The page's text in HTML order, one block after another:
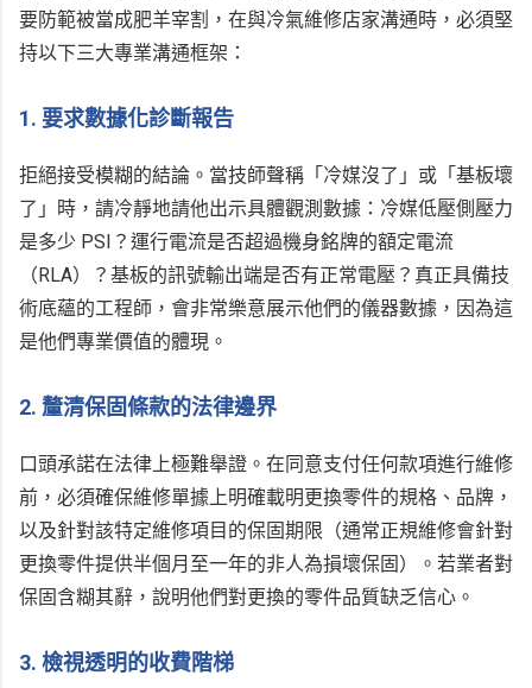
要防範被當成肥羊宰割，在與冷氣維修店家溝通時，必須堅
持以下三大專業溝通框架：
1. 要求數據化診斷報告
拒絕接受模糊的結論。當技師聲稱「冷媒沒了」或「基板壞
了」時，請冷靜地請他出示具體觀測數據：冷媒低壓側壓力
是多少 PSI？運行電流是否超過機身銘牌的額定電流
（RLA）？基板的訊號輸出端是否有正常電壓？真正具備技
術底蘊的工程師，會非常樂意展示他們的儀器數據，因為這
是他們專業價值的體現。
2. 釐清保固條款的法律邊界
口頭承諾在法律上極難舉證。在同意支付任何款項進行維修
前，必須確保維修單據上明確載明更換零件的規格、品牌，
以及針對該特定維修項目的保固期限（通常正規維修會針對
更換零件提供半個月至一年的非人為損壞保固）。若業者對
保固含糊其辭，說明他們對更換的零件品質缺乏信心。
3. 檢視透明的收費階梯